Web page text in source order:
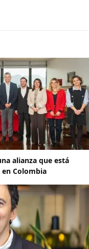
alianza que está
Colombia